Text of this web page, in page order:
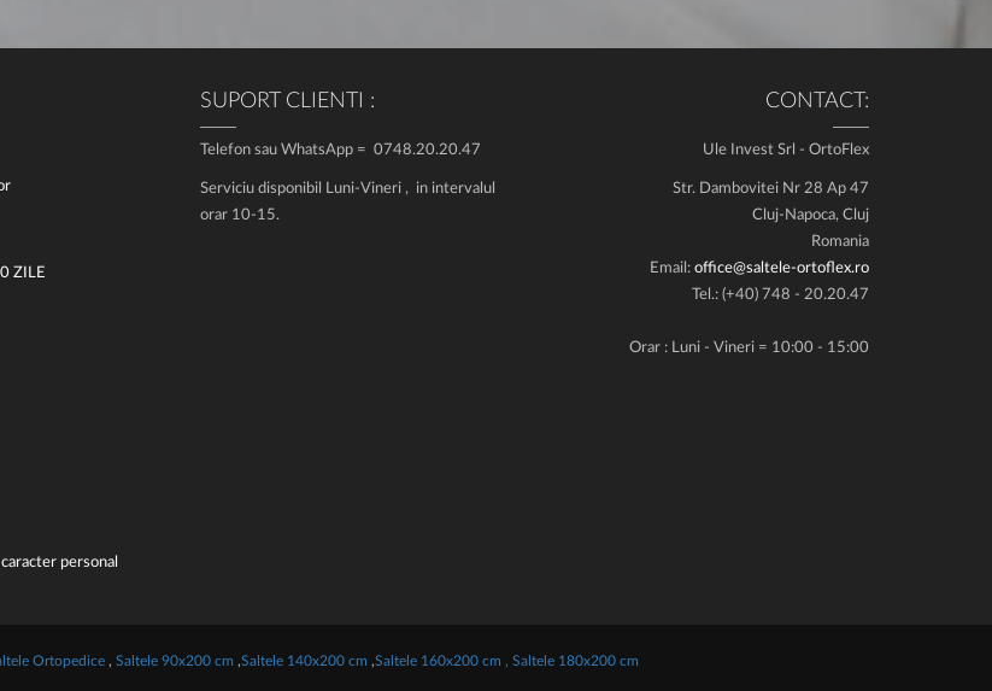
ZILE
personal
SUPORT CLIENTI :
Telefon sau WhatsApp = 0748.20.20.47
Serviciu disponibil Luni-Vineri , in intervalul
orar 10-15.
CONTACT:
Ule Invest Srl - OrtoFlex
Str. Dambovitei Nr 28 Ap 47
Cluj-Napoca, Cluj
Romania
Email: office@saltele-ortoflex.ro
Tel.: (+40) 748 - 20.20.47
Orar : Luni - Vineri = 10:00 - 15:00
Ortopedice , Saltele 90x200 cm ,Saltele 140x200 cm ,Saltele 160x200 cm , Saltele 180x200 cm